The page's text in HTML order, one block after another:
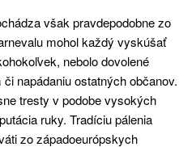
však pravdepodobne zo
mohol každý vyskúšať
nebolo dovolené
napádaniu ostatných občanov.
tresty v podobe vysokých
ruky. Tradíciu pálenia
zo západoeurópskych